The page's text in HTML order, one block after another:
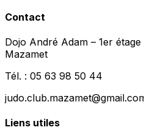
Contact
Dojo André Adam – 1er
Mazamet
Tél. : 05 63 98 50 44
Liens utiles